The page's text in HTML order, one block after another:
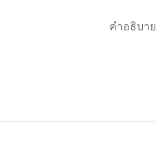
คำอธิบาย